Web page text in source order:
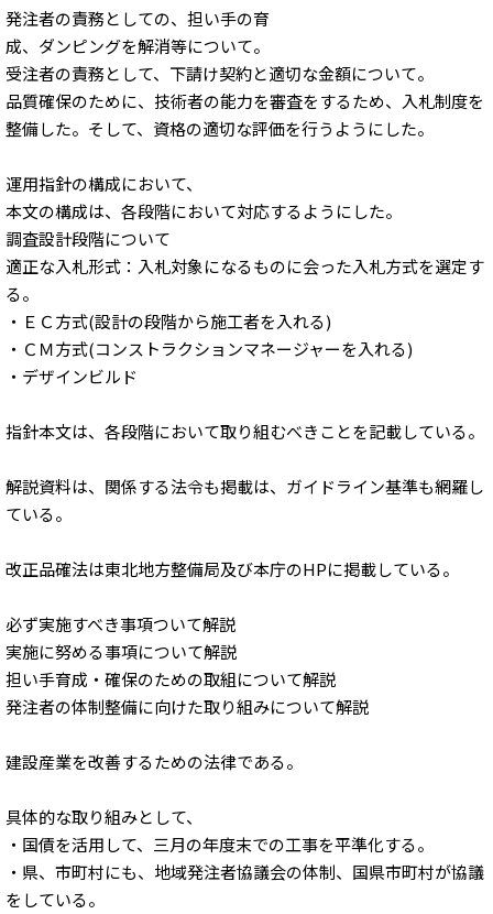
発注者の責務としての、担い手の育
成、ダンピングを解消等について。
受注者の責務として、下請け契約と適切な金額について。
品質確保のために、技術者の能力を審査をするため、入札制度を
整備した。そして、資格の適切な評価を行うようにした。
運用指針の構成において、
本文の構成は、各段階において対応するようにした。
調査設計段階について
適正な入札形式：入札対象になるものに会った入札方式を選定す
る。
・ＥＣ方式(設計の段階から施工者を入れる)
・ＣＭ方式(コンストラクションマネージャーを入れる)
・デザインビルド
指針本文は、各段階において取り組むべきことを記載している。
解説資料は、関係する法令も掲載は、ガイドライン基準も網羅し
ている。
改正品確法は東北地方整備局及び本庁のHPに掲載している。
必ず実施すべき事項ついて解説
実施に努める事項について解説
担い手育成・確保のための取組について解説
発注者の体制整備に向けた取り組みについて解説
建設産業を改善するための法律である。
具体的な取り組みとして、
・国債を活用して、三月の年度末での工事を平準化する。
・県、市町村にも、地域発注者協議会の体制、国県市町村が協議
をしている。